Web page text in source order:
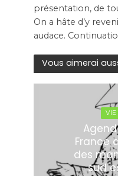
présentation, de
On a hâte d’y
audace.
Vous aimerai
VIE
France
des
sud